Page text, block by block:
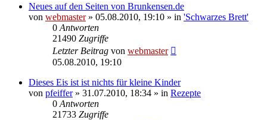
Neues auf den Seiten von Brunkensen.de
von webmaster» 05.08.2010, 19:10 » in 'Schwarzes Brett'
0 Antworten
21490 Zugriffe
Letzter Beitrag von webmaster
05.08.2010, 19:10
Dieses Eis ist ist nichts für kleine Kinder
von pfeiffer» 31.07.2010, 18:34 » in Rezepte
0 Antworten
21733 Zugriffe